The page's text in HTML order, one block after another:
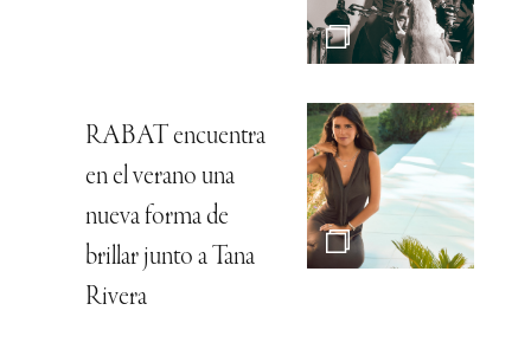
RABAT encuentra
en el verano una
nueva forma de
brillar junto a Tana
Rivera